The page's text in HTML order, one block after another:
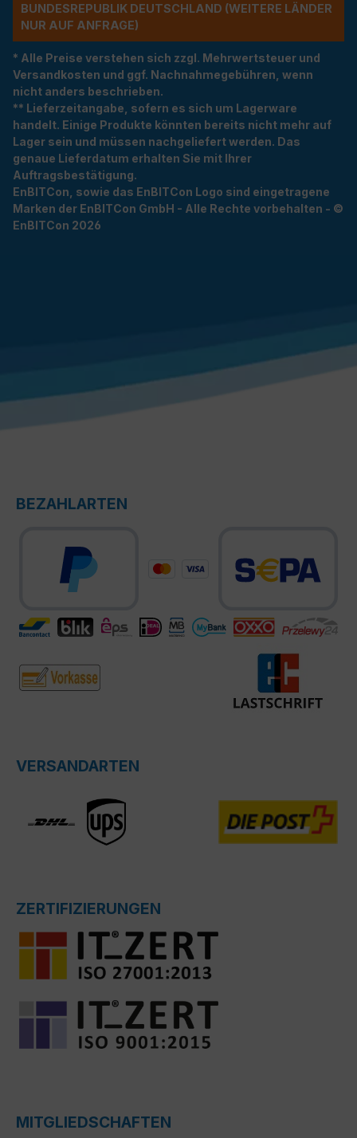
NDESREPUBLIK DEUTSCHLAND (WEITERE LÄNDER NU
R AUF ANFRAGE)
* Alle Preise verstehen sich zzgl. Mehrwertsteuer und
Versandkosten und ggf. Nachnahmegebühren, wenn
nicht anders beschrieben.
** Lieferzeitangabe, sofern es sich um Lagerware
handelt. Einige Produkte könnten bereits nicht mehr auf
Lager sein und müssen nachgeliefert werden. Das
genaue Lieferdatum erhalten Sie mit Ihrer
Auftragsbestätigung.
EnBITCon, sowie das EnBITCon Logo sind eingetragene
Marken der EnBITCon GmbH - Alle Rechte vorbehalten - ©
EnBITCon 2026
BEZAHLARTEN
VERSANDARTEN
ZERTIFIZIERUNGEN
MITGLIEDSCHAFTEN